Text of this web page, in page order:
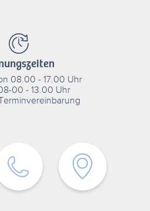
08.00 - 17.00 Uhr
00 - 13.00 Uhr